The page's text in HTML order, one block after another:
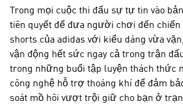
Trong mọi cuộc thi đấu sự tự tin vào
tiên quyết để đưa người chơi đến chiến
shorts của adidas với kiểu dáng vừa
vận động hết sức ngay cả trong trận
trong những buổi tập luyện thách thức
công nghệ hỗ trợ thoáng khí để đảm
soát mồ hôi vượt trội giữ cho bạn ở